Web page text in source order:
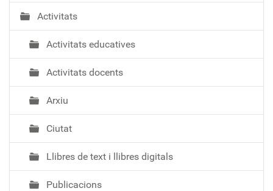
Activitats
Activitats educatives
Activitats docents
Arxiu
Ciutat
Llibres de text i llibres digitals
Publicacions